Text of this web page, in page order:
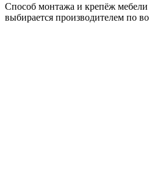
Способ монтажа и крепёж
выбирается производителем по